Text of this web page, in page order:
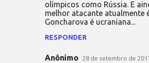
olímpicos como Rússia. E
melhor atacante atualmente
Goncharova é ucraniana...
RESPONDER
Anônimo 28 de setembro de